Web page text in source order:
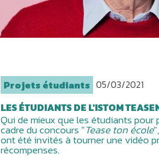
Projets étudiants 05/03/2021
LES ÉTUDIANTS DE L'ISTOM
Qui de mieux que les étudiants pour
cadre du concours "Tease ton école
ont été invités à tourner une vidéo
récompenses.